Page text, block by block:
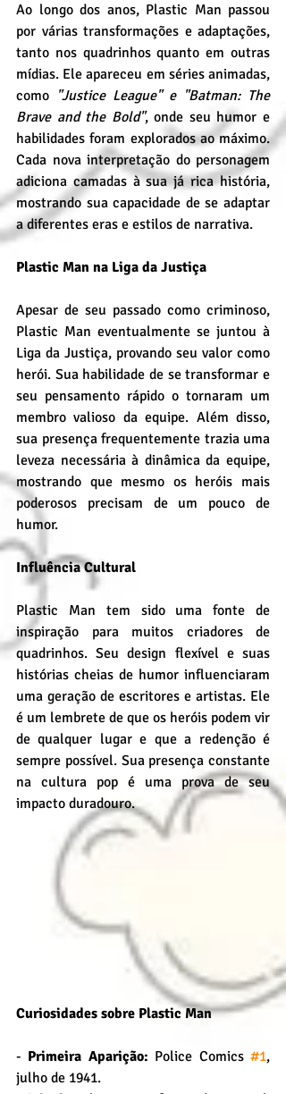
Ao longo dos anos, Plastic Man passou
por várias transformações e adaptações,
tanto nos quadrinhos quanto em outras
mídias. Ele apareceu em séries animadas,
como "Justice League" e "Batman: The
Brave and the Bold", onde seu humor e
habilidades foram explorados ao máximo.
Cada nova interpretação do personagem
adiciona camadas à sua já rica história,
mostrando sua capacidade de se adaptar
a diferentes eras e estilos de narrativa.
Plastic Man na Liga da Justiça
Apesar de seu passado como criminoso,
Plastic Man eventualmente se juntou à
Liga da Justiça, provando seu valor como
herói. Sua habilidade de se transformar e
seu pensamento rápido o tornaram um
membro valioso da equipe. Além disso,
sua presença frequentemente trazia uma
leveza necessária à dinâmica da equipe,
mostrando que mesmo os heróis mais
poderosos precisam de um pouco de
humor.
Influência Cultural
Plastic Man tem sido uma fonte de
inspiração para muitos criadores de
quadrinhos. Seu design flexível e suas
histórias cheias de humor influenciaram
uma geração de escritores e artistas. Ele
é um lembrete de que os heróis podem vir
de qualquer lugar e que a redenção é
sempre possível. Sua presença constante
na cultura pop é uma prova de seu
impacto duradouro.
Curiosidades sobre Plastic Man
- Primeira Aparição: Police Comics #1,
julho de 1941.